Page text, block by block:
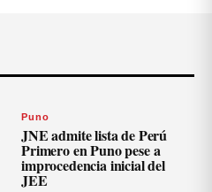
Puno
JNE admite lista de Perú
Primero en Puno pese a
improcedencia inicial del
JEE